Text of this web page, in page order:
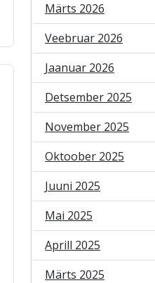
Märts 2026
Veebruar 2026
Jaanuar 2026
Detsember 2025
November 2025
Oktoober 2025
Juuni 2025
Mai 2025
Aprill 2025
Märts 2025